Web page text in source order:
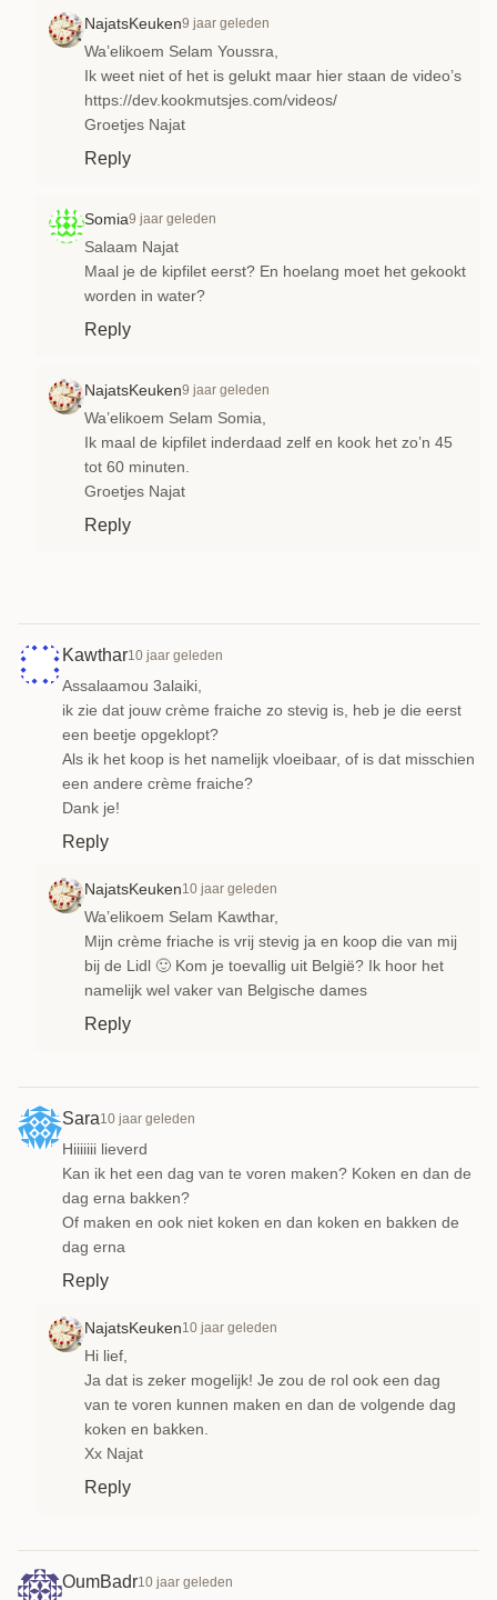
NajatsKeuken9 jaar geleden
Wa’elikoem Selam Youssra,
Ik weet niet of het is gelukt maar hier staan de video’s
https://dev.kookmutsjes.com/videos/
Groetjes Najat
Reply
Somia9 jaar geleden
Salaam Najat
Maal je de kipfilet eerst? En hoelang moet het gekookt
worden in water?
Reply
NajatsKeuken9 jaar geleden
Wa’elikoem Selam Somia,
Ik maal de kipfilet inderdaad zelf en kook het zo’n 45
tot 60 minuten.
Groetjes Najat
Reply
Kawthar10 jaar geleden
Assalaamou 3alaiki,
ik zie dat jouw crème fraiche zo stevig is, heb je die eerst
een beetje opgeklopt?
Als ik het koop is het namelijk vloeibaar, of is dat misschien
een andere crème fraiche?
Dank je!
Reply
NajatsKeuken10 jaar geleden
Wa’elikoem Selam Kawthar,
Mijn crème friache is vrij stevig ja en koop die van mij
bij de Lidl 🙂 Kom je toevallig uit België? Ik hoor het
namelijk wel vaker van Belgische dames
Reply
Sara10 jaar geleden
Hiiiiiii lieverd
Kan ik het een dag van te voren maken? Koken en dan de
dag erna bakken?
Of maken en ook niet koken en dan koken en bakken de
dag erna
Reply
NajatsKeuken10 jaar geleden
Hi lief,
Ja dat is zeker mogelijk! Je zou de rol ook een dag
van te voren kunnen maken en dan de volgende dag
koken en bakken.
Xx Najat
Reply
OumBadr10 jaar geleden